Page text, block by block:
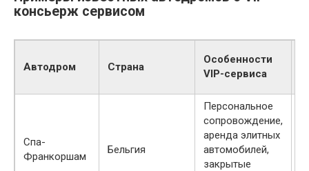
консьерж сервисом
Автодром Страна
Особенности
VIP-сервиса
Спа-
Франкоршам
Бельгия
Персональное
сопровождение,
аренда элитных
автомобилей,
закрытые